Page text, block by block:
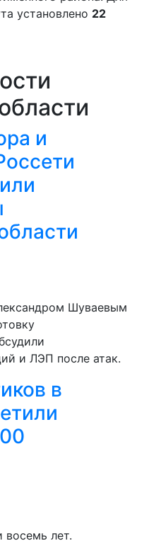
установлено 22
и
Шуваевым
и ЛЭП после атак.
в
лет.